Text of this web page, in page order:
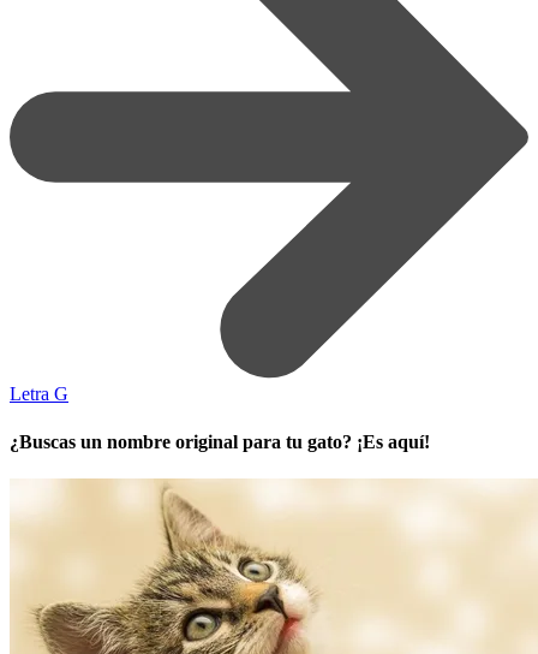
Letra G
¿Buscas un nombre original para tu gato? ¡Es aquí!